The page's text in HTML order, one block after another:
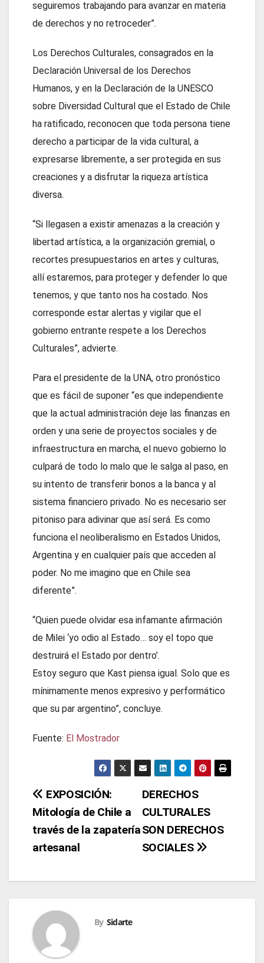
seguiremos trabajando para avanzar en materia
de derechos y no retroceder”.
Los Derechos Culturales, consagrados en la
Declaración Universal de los Derechos
Humanos, y en la Declaración de la UNESCO
sobre Diversidad Cultural que el Estado de Chile
ha ratificado, reconocen que toda persona tiene
derecho a participar de la vida cultural, a
expresarse libremente, a ser protegida en sus
creaciones y a disfrutar la riqueza artística
diversa.
“Si llegasen a existir amenazas a la creación y
libertad artística, a la organización gremial, o
recortes presupuestarios en artes y culturas,
allí estaremos, para proteger y defender lo que
tenemos, y que tanto nos ha costado. Nos
corresponde estar alertas y vigilar que el
gobierno entrante respete a los Derechos
Culturales”, advierte.
Para el presidente de la UNA, otro pronóstico
que es fácil de suponer “es que independiente
que la actual administración deje las finanzas en
orden y una serie de proyectos sociales y de
infraestructura en marcha, el nuevo gobierno lo
culpará de todo lo malo que le salga al paso, en
su intento de transferir bonos a la banca y al
sistema financiero privado. No es necesario ser
pitoniso para adivinar que así será. Es como
funciona el neoliberalismo en Estados Unidos,
Argentina y en cualquier país que acceden al
poder. No me imagino que en Chile sea
diferente”.
“Quien puede olvidar esa infamante afirmación
de Milei ‘yo odio al Estado… soy el topo que
destruirá el Estado por dentro’.
Estoy seguro que Kast piensa igual. Solo que es
mínimamente menos expresivo y performático
que su par argentino”, concluye.
Fuente: El Mostrador
Navegación
de
entradas
DERECHOS
CULTURALES
SON DERECHOS
SOCIALES
EXPOSICIÓN:
Mitología de Chile a
través de la zapatería
artesanal
By Sidarte